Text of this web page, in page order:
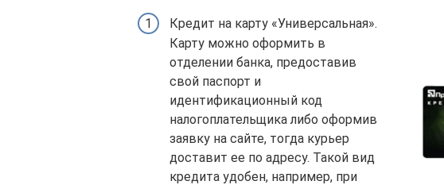
Кредит на карту «Универсальная».
Карту можно оформить в
отделении банка, предоставив
свой паспорт и
идентификационный код
налогоплательщика либо оформив
заявку на сайте, тогда курьер
доставит ее по адресу. Такой вид
кредита удобен, например, при